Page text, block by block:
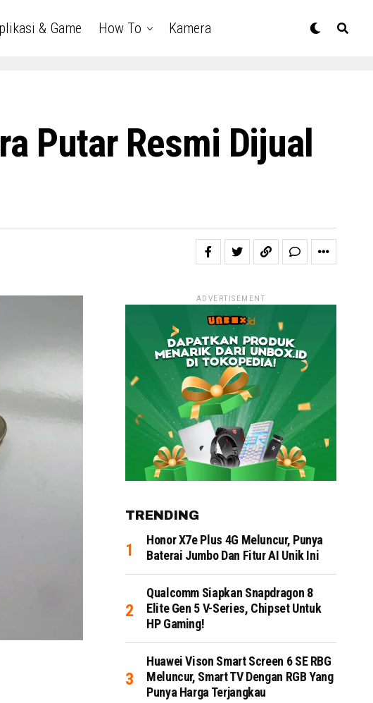
& Game How To Kamera
Putar Resmi Dijual
ADVERTISEMENT
TRENDING
Honor X7e Plus 4G Meluncur, Punya
Baterai Jumbo Dan Fitur AI Unik Ini
Qualcomm Siapkan Snapdragon 8
Elite Gen 5 V-Series, Chipset Untuk
HP Gaming!
Huawei Vison Smart Screen 6 SE RBG
Meluncur, Smart TV Dengan RGB Yang
Punya Harga Terjangkau